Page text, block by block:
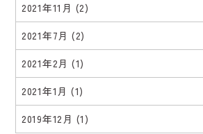
2021年11月 (2)
2021年7月 (2)
2021年2月 (1)
2021年1月 (1)
2019年12月 (1)